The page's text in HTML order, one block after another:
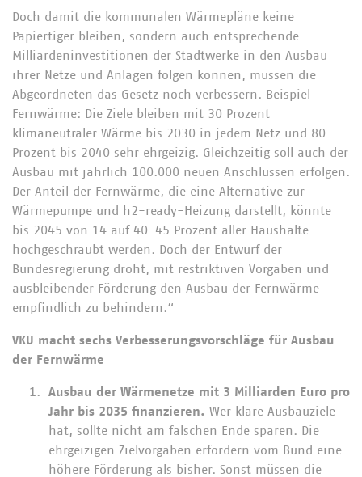
Doch damit die kommunalen Wärmepläne keine
Papiertiger bleiben, sondern auch entsprechende
Milliardeninvestitionen der Stadtwerke in den Ausbau
ihrer Netze und Anlagen folgen können, müssen die
Abgeordneten das Gesetz noch verbessern. Beispiel
Fernwärme: Die Ziele bleiben mit 30 Prozent
klimaneutraler Wärme bis 2030 in jedem Netz und 80
Prozent bis 2040 sehr ehrgeizig. Gleichzeitig soll auch der
Ausbau mit jährlich 100.000 neuen Anschlüssen erfolgen.
Der Anteil der Fernwärme, die eine Alternative zur
Wärmepumpe und h2-ready-Heizung darstellt, könnte
bis 2045 von 14 auf 40-45 Prozent aller Haushalte
hochgeschraubt werden. Doch der Entwurf der
Bundesregierung droht, mit restriktiven Vorgaben und
ausbleibender Förderung den Ausbau der Fernwärme
empfindlich zu behindern.“
VKU macht sechs Verbesserungsvorschläge für Ausbau
der Fernwärme
Ausbau der Wärmenetze mit 3 Milliarden Euro pro
Jahr bis 2035 finanzieren. Wer klare Ausbauziele
hat, sollte nicht am falschen Ende sparen. Die
ehrgeizigen Zielvorgaben erfordern vom Bund eine
höhere Förderung als bisher. Sonst müssen die